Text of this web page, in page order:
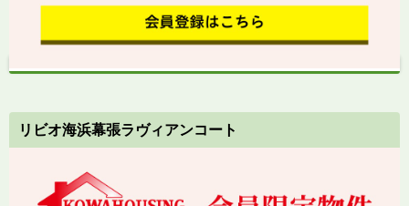
リビオ海浜幕張ラヴィアンコート